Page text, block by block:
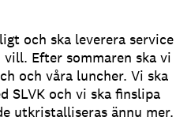
och ska leverera service
vill. Efter sommaren ska vi
och våra luncher. Vi ska
SLVK och vi ska finslipa
utkristalliseras ännu mer.